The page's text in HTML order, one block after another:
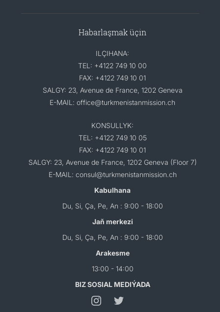
Habarlaşmak üçin
ILÇIHANA:
TEL: +4122 749 10 00
FAX: +4122 749 10 01
SALGY: 23, Avenue de France, 1202 Geneva
E-MAIL: office@turkmenistanmission.ch
KONSULLYK:
TEL: +4122 749 10 05
FAX: +4122 749 10 01
SALGY: 23, Avenue de France, 1202 Geneva (Floor 7)
E-MAIL: consul@turkmenistanmission.ch
Kabulhana
Du, Si, Ça, Pe, An : 9:00 - 18:00
Jaň merkezi
Du, Si, Ça, Pe, An : 9:00 - 18:00
Arakesme
13:00 - 14:00
BIZ SOSIAL MEDIÝADA